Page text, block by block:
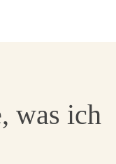
was ich